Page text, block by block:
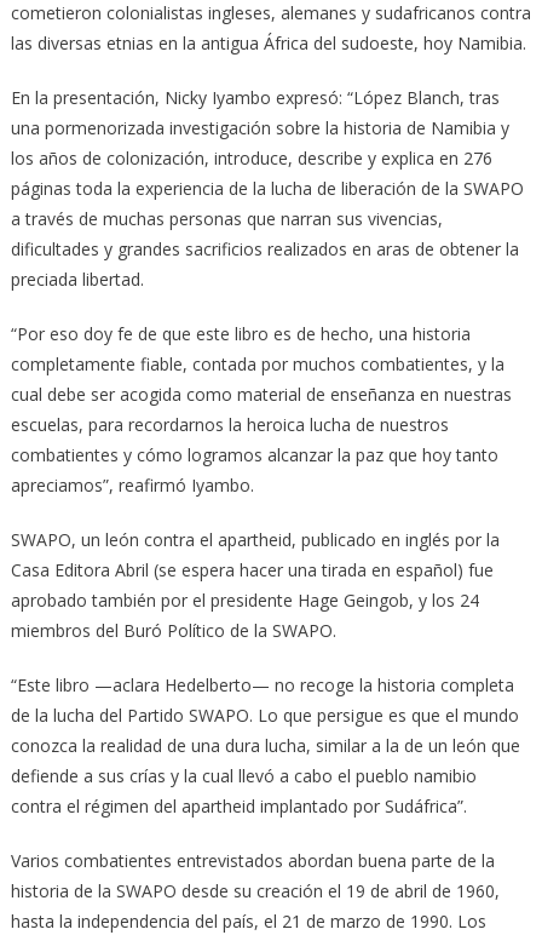
cometieron colonialistas ingleses, alemanes y sudafricanos con­tra
las diversas etnias en la antigua África del sudoeste, hoy Namibia.
En la presentación, Nicky Iyambo expresó: “Ló­pez Blanch, tras
una pormenorizada investigación sobre la historia de Namibia y
los años de colonización, introduce, describe y explica en 276
páginas toda la experiencia de la lucha de li­be­ración de la SWAPO
a través de muchas personas que narran sus vivencias,
dificultades y grandes sa­crificios realizados en aras de obtener la
preciada libertad.
“Por eso doy fe de que este libro es de hecho, una historia
completamente fiable, contada por muchos combatientes, y la
cual debe ser acogida como material de enseñanza en nuestras
escuelas, para recordarnos la heroica lucha de nuestros
combatientes y cómo logramos alcanzar la paz que hoy tanto
apreciamos”, reafirmó Iyambo.
SWAPO, un león contra el apartheid, pu­bli­cado en inglés por la
Casa Editora Abril (se es­pe­ra hacer una tirada en español) fue
aprobado también por el presidente Hage Geingob, y los 24
miembros del Buró Político de la SWAPO.
“Este libro —aclara Hedelberto— no recoge la historia completa
de la lucha del Partido SWAPO. Lo que persigue es que el mundo
conozca la realidad de una dura lucha, similar a la de un león que
defiende a sus crías y la cual llevó a cabo el pueblo namibio
contra el régimen del apartheid implantado por Sudáfrica”.
Varios combatientes entrevistados abordan buena parte de la
historia de la SWAPO desde su creación el 19 de abril de 1960,
hasta la independencia del país, el 21 de marzo de 1990. Los